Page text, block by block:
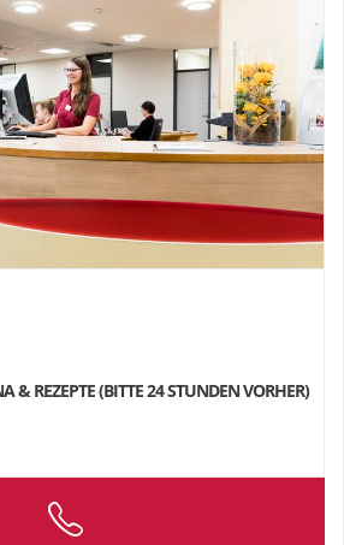
& REZEPTE (BITTE 24 STUNDEN VORHER)